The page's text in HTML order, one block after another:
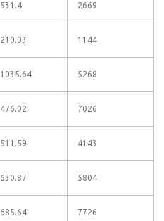
531.4 2669
210.03 1144
1035.64 5268
476.02 7026
511.59 4143
630.87 5804
685.64 7726